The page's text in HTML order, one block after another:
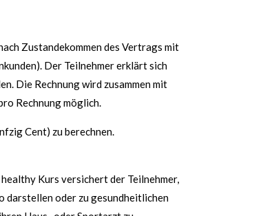
Zustandekommen des Vertrags mit
Der Teilnehmer erklärt sich
Die Rechnung wird zusammen mit
Rechnung möglich.
Cent) zu berechnen.
Kurs versichert der Teilnehmer,
darstellen oder zu gesundheitlichen